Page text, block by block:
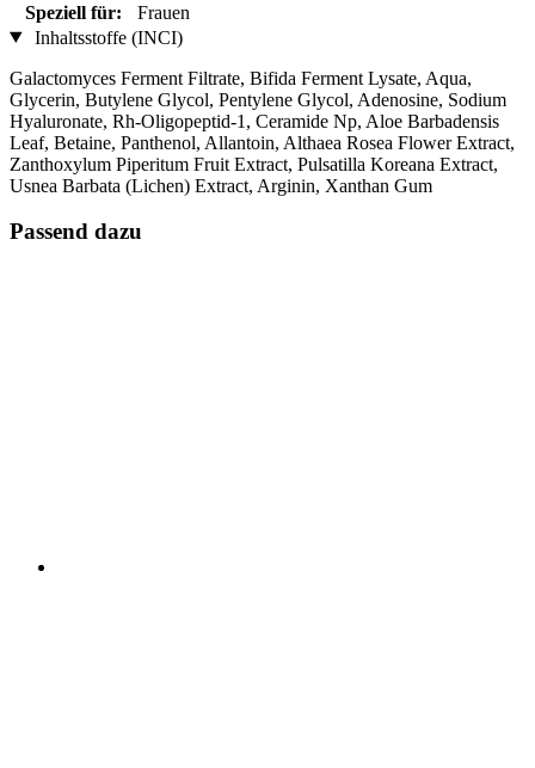
Speziell für:
Frauen
Inhaltsstoffe (INCI)
Galactomyces Ferment Filtrate, Bifida Ferment Lysate, Aqua,
Glycerin, Butylene Glycol, Pentylene Glycol, Adenosine, Sodium
Hyaluronate, Rh-Oligopeptid-1, Ceramide Np, Aloe Barbadensis
Leaf, Betaine, Panthenol, Allantoin, Althaea Rosea Flower Extract,
Zanthoxylum Piperitum Fruit Extract, Pulsatilla Koreana Extract,
Usnea Barbata (Lichen) Extract, Arginin, Xanthan Gum
Passend dazu